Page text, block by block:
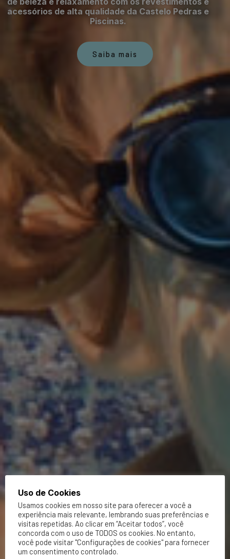
acessórios de alta qualidade da Castelo Pedras e
Piscinas.
Saiba mais
Uso de Cookies
Usamos cookies em nosso site para oferecer a você a
experiência mais relevante, lembrando suas preferências e
visitas repetidas. Ao clicar em “Aceitar todos”, você
concorda com o uso de TODOS os cookies. No entanto,
você pode visitar "Configurações de cookies" para fornecer
um consentimento controlado.